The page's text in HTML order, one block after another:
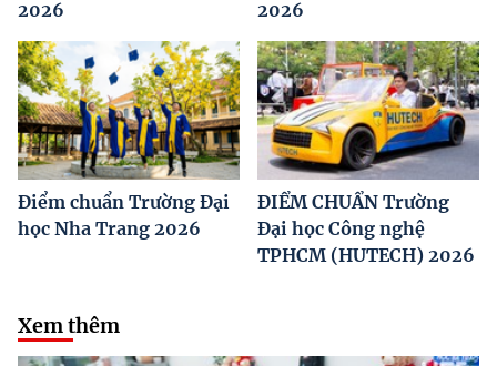
2026
2026
Điểm chuẩn Trường Đại
học Nha Trang 2026
ĐIỂM CHUẨN Trường
Đại học Công nghệ
TPHCM (HUTECH) 2026
Xem thêm